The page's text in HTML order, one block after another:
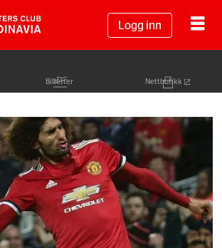
Logg inn
Billetter Nettbutikk